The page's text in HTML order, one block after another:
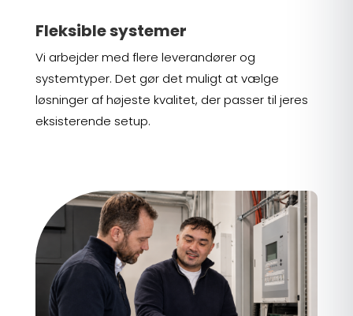
Fleksible systemer
Vi arbejder med flere leverandører og
systemtyper. Det gør det muligt at vælge
løsninger af højeste kvalitet, der passer til jeres
eksisterende setup.